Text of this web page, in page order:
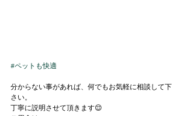
#ペットも快適
分からない事があれば、何でもお気軽に相談して下
さい。
丁寧に説明させて頂きます😌